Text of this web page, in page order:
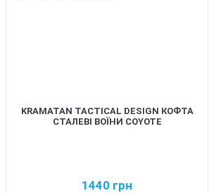
KRAMATAN TACTICAL DESIGN КОФТА
СТАЛЕВІ ВОЇНИ COYOTE
1440 грн